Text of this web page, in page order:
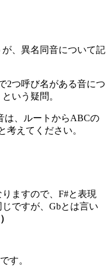
、異名同音について記
2つ呼び名がある音につ
いう疑問。
は、ルートからABCの
考えてください。
ますので、F#と表現
ですが、Gbとは言い
す。